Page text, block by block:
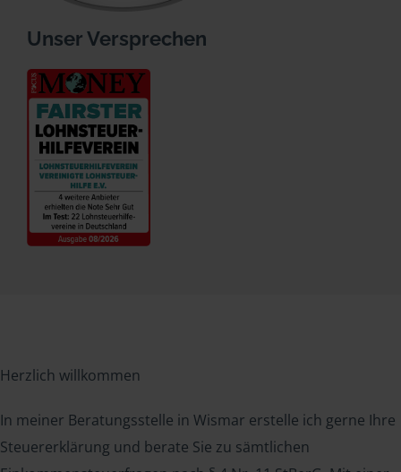
Unser Versprechen
Herzlich willkommen
In meiner Beratungsstelle in Wismar erstelle ich gerne Ihre
Steuererklärung und berate Sie zu sämtlichen